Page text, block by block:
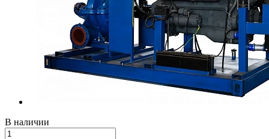
В наличии